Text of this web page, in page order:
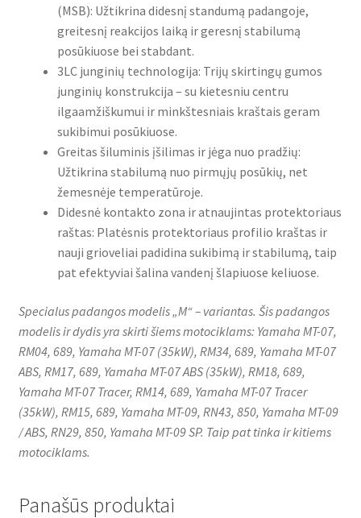
(MSB): Užtikrina didesnį standumą padangoje,
greitesnį reakcijos laiką ir geresnį stabilumą
posūkiuose bei stabdant.
3LC junginių technologija: Trijų skirtingų gumos
junginių konstrukcija – su kietesniu centru
ilgaamžiškumui ir minkštesniais kraštais geram
sukibimui posūkiuose.
Greitas šiluminis įšilimas ir jėga nuo pradžių:
Užtikrina stabilumą nuo pirmųjų posūkių, net
žemesnėje temperatūroje.
Didesnė kontakto zona ir atnaujintas protektoriaus
raštas: Platėsnis protektoriaus profilio kraštas ir
nauji grioveliai padidina sukibimą ir stabilumą, taip
pat efektyviai šalina vandenį šlapiuose keliuose.
Specialus padangos modelis „M“ – variantas. Šis padangos
modelis ir dydis yra skirti šiems motociklams: Yamaha MT-07,
RM04, 689, Yamaha MT-07 (35kW), RM34, 689, Yamaha MT-07
ABS, RM17, 689, Yamaha MT-07 ABS (35kW), RM18, 689,
Yamaha MT-07 Tracer, RM14, 689, Yamaha MT-07 Tracer
(35kW), RM15, 689, Yamaha MT-09, RN43, 850, Yamaha MT-09
/ ABS, RN29, 850, Yamaha MT-09 SP. Taip pat tinka ir kitiems
motociklams.
Panašūs produktai